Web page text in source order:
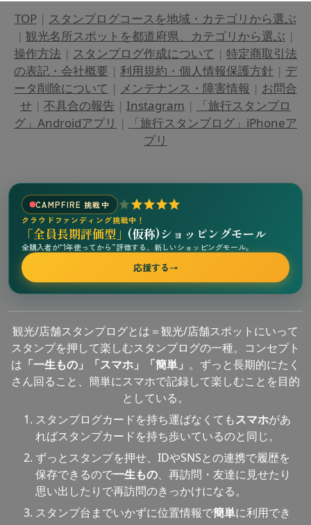
TOP | スタンプログコースを地域・カテゴリから選ぶ
| 観光名所スポットを都道府県、カテゴリから選ぶ |
操作方法 | スタンプログ作成について | 特定商取引法
の表記・会社概要 | 利用規約・個人情報保護方針 | デ
ータ削除について | メンテナンス・障害情報 | お問合
せ | 不具合の報告 | Instagram |
「旅行スタンプロ
グ」Androidアプリ |
「旅行スタンプログ」iPhoneア
プリ
CAMPFIRE 挑戦中
クラウドファンディング挑戦中！
「全員長期評価型」 (仮称)ショッピングモール
全購入者が“1年使ってから”評価する、新しいショッピングモール。
応援する→
観光/店舗スタンプログとは＝観光/店舗スポットにいって
スタンプを押して楽しむスタンプログの一種。コンセプト
は 「一生もの」「スマホ」「簡単」 。ずっと長期的にたく
さん回ること、簡単にスマホで記録して楽しむことを目的
としている。
スタンプログカードを持ち運ばなくてもスマホがあ
ればスタンプカードを持ち歩いているのと同じ。
ずっとスタンプを押せ、IDやSNSとの連携で履歴を
保存できるので一生もの、再訪問・友達に見せたり
思い出したりで再訪問のきっかけになる。
スタンプ台までいかずに位置情報で簡単に利用でき